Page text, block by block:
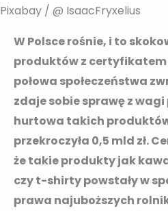
Pixabay / @ IsaacFryxelius
W Polsce rośnie, i to
produktów z
połowa społeczeństwa
zdaje sobie sprawę z
hurtowa takich
przekroczyła 0,5 mld zł.
że takie produkty jak
czy t-shirty powstały w
prawa najuboższych